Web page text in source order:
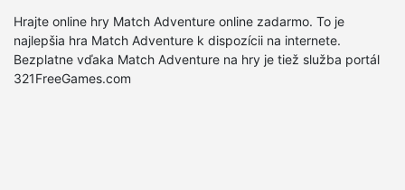
Hrajte online hry Match Adventure online zadarmo. To je
najlepšia hra Match Adventure k dispozícii na internete.
Bezplatne vďaka Match Adventure na hry je tiež služba portál
321FreeGames.com